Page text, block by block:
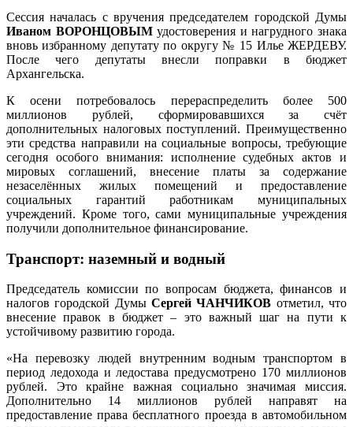
Сессия началась с вручения председателем городской Думы
Иваном ВОРОНЦОВЫМудостоверения и нагрудного знака
вновь избранному депутату по округу № 15 Илье ЖЕРДЕВУ.
После чего депутаты внесли поправки в бюджет
Архангельска.
К осени потребовалось перераспределить более 500
миллионов рублей, сформировавшихся за счёт
дополнительных налоговых поступлений. Преимущественно
эти средства направили на социальные вопросы, требующие
сегодня особого внимания: исполнение судебных актов и
мировых соглашений, внесение платы за содержание
незаселённых жилых помещений и предоставление
социальных гарантий работникам муниципальных
учреждений. Кроме того, сами муниципальные учреждения
получили дополнительное финансирование.
Транспорт: наземный и водный
Председатель комиссии по вопросам бюджета, финансов и
налогов городской Думы Сергей ЧАНЧИКОВ отметил, что
внесение правок в бюджет – это важный шаг на пути к
устойчивому развитию города.
«На перевозку людей внутренним водным транспортом в
период ледохода и ледостава предусмотрено 170 миллионов
рублей. Это крайне важная социально значимая миссия.
Дополнительно 14 миллионов рублей направят на
предоставление права бесплатного проезда в автомобильном